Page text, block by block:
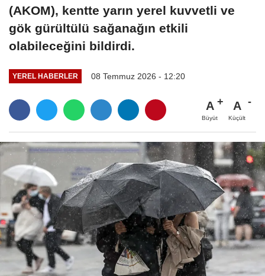
(AKOM), kentte yarın yerel kuvvetli ve
gök gürültülü sağanağın etkili
olabileceğini bildirdi.
YEREL HABERLER 08 Temmuz 2026 - 12:20
A
Büyüt
A
Küçült